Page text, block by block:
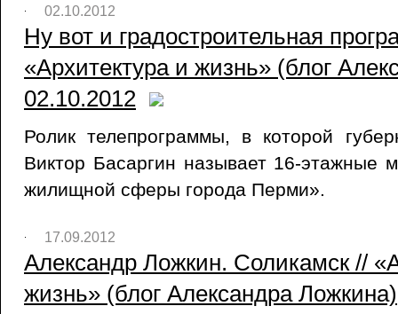
02.10.2012
Ну вот и градостроительная
«Архитектура и жизнь» (блог
02.10.2012
Ролик телепрограммы, в которой
Виктор Басаргин называет 16-этажные
жилищной сферы города Перми».
17.09.2012
Александр Ложкин. Соликамск //
жизнь» (блог Александра